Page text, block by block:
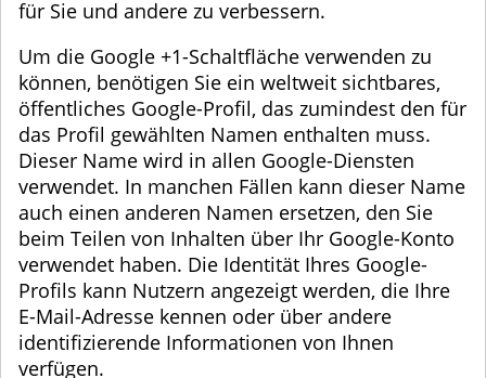
für Sie und andere zu verbessern.
Um die Google +1-Schaltfläche verwenden zu
können, benötigen Sie ein weltweit sichtbares,
öffentliches Google-Profil, das zumindest den für
das Profil gewählten Namen enthalten muss.
Dieser Name wird in allen Google-Diensten
verwendet. In manchen Fällen kann dieser Name
auch einen anderen Namen ersetzen, den Sie
beim Teilen von Inhalten über Ihr Google-Konto
verwendet haben. Die Identität Ihres Google-
Profils kann Nutzern angezeigt werden, die Ihre
E-Mail-Adresse kennen oder über andere
identifizierende Informationen von Ihnen
verfügen.